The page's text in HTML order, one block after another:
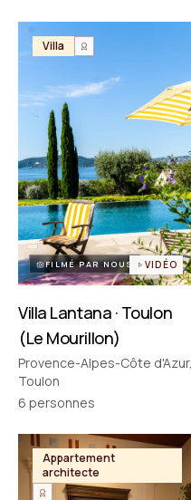
Villa
FILMÉ PAR NOUS VIDÉO
Villa Lantana · Toulon
(Le Mourillon)
Provence-Alpes-Côte d'Azur,
Toulon
6 personnes
Appartement
architecte